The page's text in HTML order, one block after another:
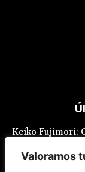
Valoramos
Keiko Fujimori:
fragmentado y